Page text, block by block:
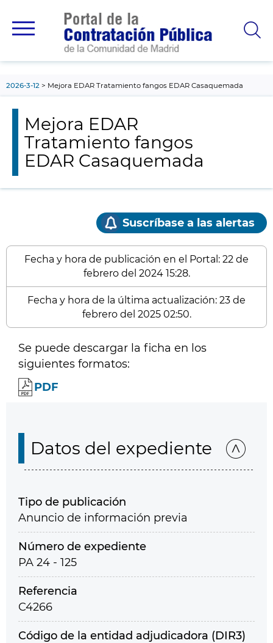
principal
2026-3-12 Mejora EDAR Tratamiento fangos EDAR Casaquemada
Mejora EDAR
Tratamiento fangos
EDAR Casaquemada
Suscríbase a las alertas
Fecha y hora de publicación en el Portal: 22 de
febrero del 2024 15:28.
Fecha y hora de la última actualización: 23 de
febrero del 2025 02:50.
Se puede descargar la ficha en los
siguientes formatos:
PDF
Datos del expediente
Tipo de publicación
Anuncio de información previa
Número de expediente
PA 24 - 125
Referencia
C4266
Código de la entidad adjudicadora (DIR3)